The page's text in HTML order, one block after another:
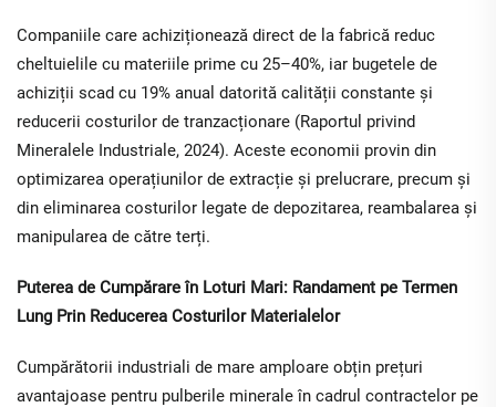
Companiile care achiziționează direct de la fabrică reduc
cheltuielile cu materiile prime cu 25–40%, iar bugetele de
achiziții scad cu 19% anual datorită calității constante și
reducerii costurilor de tranzacționare (Raportul privind
Mineralele Industriale, 2024). Aceste economii provin din
optimizarea operațiunilor de extracție și prelucrare, precum și
din eliminarea costurilor legate de depozitarea, reambalarea și
manipularea de către terți.
Puterea de Cumpărare în Loturi Mari: Randament pe Termen
Lung Prin Reducerea Costurilor Materialelor
Cumpărătorii industriali de mare amploare obțin prețuri
avantajoase pentru pulberile minerale în cadrul contractelor pe